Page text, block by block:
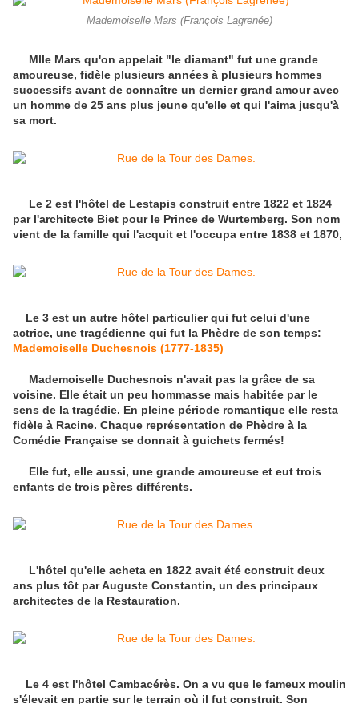
Mademoiselle Mars (François Lagrenée)
Mlle Mars qu'on appelait "le diamant" fut une grande
amoureuse, fidèle plusieurs années à plusieurs hommes
successifs avant de connaître un dernier grand amour avec
un homme de 25 ans plus jeune qu'elle et qui l'aima jusqu'à
sa mort.
Le 2 est l'hôtel de Lestapis construit entre 1822 et 1824
par l'architecte Biet pour le Prince de Wurtemberg. Son nom
vient de la famille qui l'acquit et l'occupa entre 1838 et 1870,
Le 3 est un autre hôtel particulier qui fut celui d'une
actrice, une tragédienne qui fut la Phèdre de son temps:
Mademoiselle Duchesnois (1777-1835)
Mademoiselle Duchesnois n'avait pas la grâce de sa
voisine. Elle était un peu hommasse mais habitée par le
sens de la tragédie. En pleine période romantique elle resta
fidèle à Racine. Chaque représentation de Phèdre à la
Comédie Française se donnait à guichets fermés!
Elle fut, elle aussi, une grande amoureuse et eut trois
enfants de trois pères différents.
L'hôtel qu'elle acheta en 1822 avait été construit deux
ans plus tôt par Auguste Constantin, un des principaux
architectes de la Restauration.
Le 4 est l'hôtel Cambacérès. On a vu que le fameux moulin
s'élevait en partie sur le terrain où il fut construit. Son